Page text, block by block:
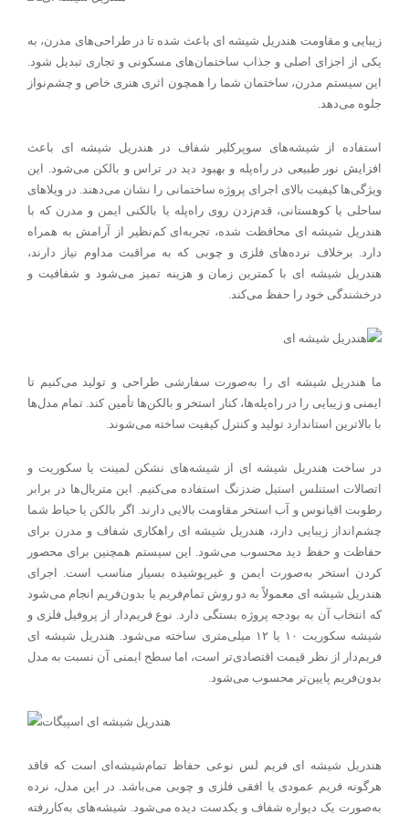
زیبایی و مقاومت هندریل شیشه ای باعث شده تا در طراحی‌های مدرن، به
یکی از اجزای اصلی و جذاب ساختمان‌های مسکونی و تجاری تبدیل شود.
این سیستم مدرن، ساختمان شما را همچون اثری هنری خاص و چشم‌نواز
جلوه می‌دهد.
استفاده از شیشه‌های سوپرکلیر شفاف در هندریل شیشه ای باعث
افزایش نور طبیعی در راه‌پله و بهبود دید در تراس و بالکن می‌شود. این
ویژگی‌ها کیفیت بالای اجرای پروژه ساختمانی را نشان می‌دهند. در ویلاهای
ساحلی یا کوهستانی، قدم‌زدن روی راه‌پله یا بالکنی ایمن و مدرن که با
هندریل شیشه ای محافظت شده، تجربه‌ای کم‌نظیر از آرامش به همراه
دارد. برخلاف نرده‌های فلزی و چوبی که به مراقبت مداوم نیاز دارند،
هندریل شیشه ای با کمترین زمان و هزینه تمیز می‌شود و شفافیت و
درخشندگی خود را حفظ می‌کند.
ما هندریل شیشه ای را به‌صورت سفارشی طراحی و تولید می‌کنیم تا
ایمنی و زیبایی را در راه‌پله‌ها، کنار استخر و بالکن‌ها تأمین کند. تمام مدل‌ها
با بالاترین استاندارد تولید و کنترل کیفیت ساخته می‌شوند.
در ساخت هندریل شیشه ای از شیشه‌های نشکن لمینت یا سکوریت و
اتصالات استنلس استیل ضدزنگ استفاده می‌کنیم. این متریال‌ها در برابر
رطوبت اقیانوس و آب استخر مقاومت بالایی دارند. اگر بالکن یا حیاط شما
چشم‌انداز زیبایی دارد، هندریل شیشه ای راهکاری شفاف و مدرن برای
حفاظت و حفظ دید محسوب می‌شود. این سیستم همچنین برای محصور
کردن استخر به‌صورت ایمن و غیرپوشیده بسیار مناسب است. اجرای
هندریل شیشه ای معمولاً به دو روش تمام‌فریم یا بدون‌فریم انجام می‌شود
که انتخاب آن به بودجه پروژه بستگی دارد. نوع فریم‌دار از پروفیل فلزی و
شیشه سکوریت ۱۰ یا ۱۲ میلی‌متری ساخته می‌شود. هندریل شیشه ای
فریم‌دار از نظر قیمت اقتصادی‌تر است، اما سطح ایمنی آن نسبت به مدل
بدون‌فریم پایین‌تر محسوب می‌شود.
هندریل شیشه ای فریم لس نوعی حفاظ تمام‌شیشه‌ای است که فاقد
هرگونه فریم عمودی یا افقی فلزی و چوبی می‌باشد. در این مدل، نرده
به‌صورت یک دیواره شفاف و یکدست دیده می‌شود. شیشه‌های به‌کاررفته